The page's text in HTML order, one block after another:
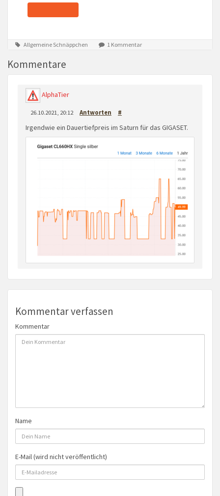
Allgemeine Schnäppchen 1 Kommentar
Kommentare
AlphaTier
26.10.2021, 20:12 Antworten #
Irgendwie ein Dauertiefpreis im Saturn für das GIGASET.
Kommentar verfassen
Kommentar
Name
E-Mail (wird nicht veröffentlicht)